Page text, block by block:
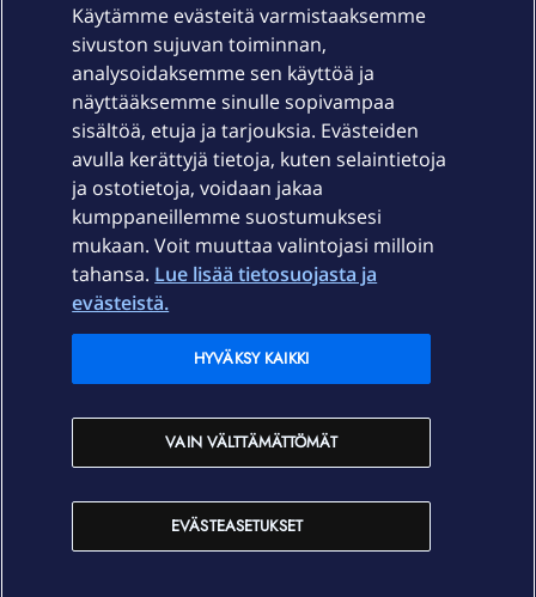
Laitteet & liittymät
Palvelut
Ajankohtaista
Elisa Oyj
In English
Käytämme evästeitä varmistaaksemme
sivuston sujuvan toiminnan,
analysoidaksemme sen käyttöä ja
näyttääksemme sinulle sopivampaa
sisältöä, etuja ja tarjouksia. Evästeiden
avulla kerättyjä tietoja, kuten selaintietoja
ja ostotietoja, voidaan jakaa
kumppaneillemme suostumuksesi
mukaan. Voit muuttaa valintojasi milloin
tahansa. Lue lisää tietosuojasta ja
evästeistä.
EVÄSTEASETUKSET
VAIN VÄLTTÄMÄTTÖMÄT
HYVÄKSY KAIKKI